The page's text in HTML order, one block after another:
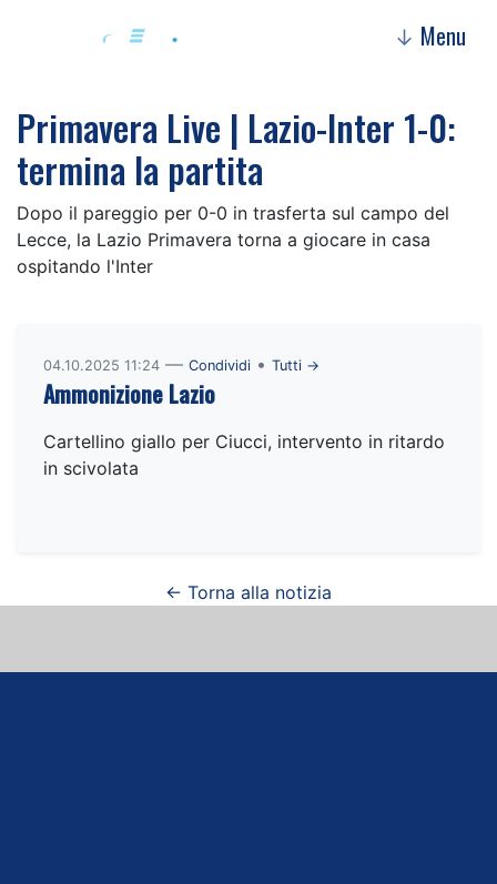
↓ Menu
Primavera Live | Lazio-Inter 1-0:
termina la partita
Dopo il pareggio per 0-0 in trasferta sul campo del
Lecce, la Lazio Primavera torna a giocare in casa
ospitando l'Inter
04.10.2025 11:24 — Condividi • Tutti →
Ammonizione Lazio
Cartellino giallo per Ciucci, intervento in ritardo
in scivolata
← Torna alla notizia